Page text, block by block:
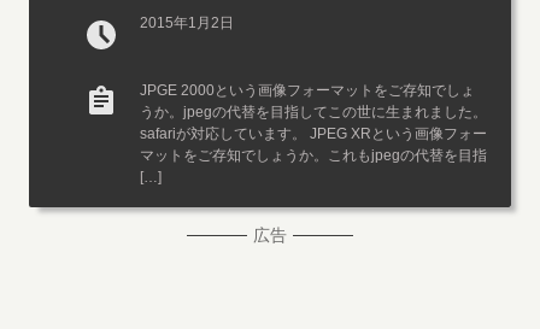
2015年1月2日
JPGE 2000という画像フォーマットをご存知でしょ
うか。jpegの代替を目指してこの世に生まれました。
safariが対応しています。 JPEG XRという画像フォー
マットをご存知でしょうか。これもjpegの代替を目指
[…]
広告